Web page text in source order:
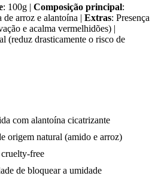
: 100g | Composição principal:
arroz e alantoína | Extras: Presença
e acalma vermelhidões) |
(reduz drasticamente o risco de
com alantoína cicatrizante
origem natural (amido e arroz)
free
de bloquear a umidade